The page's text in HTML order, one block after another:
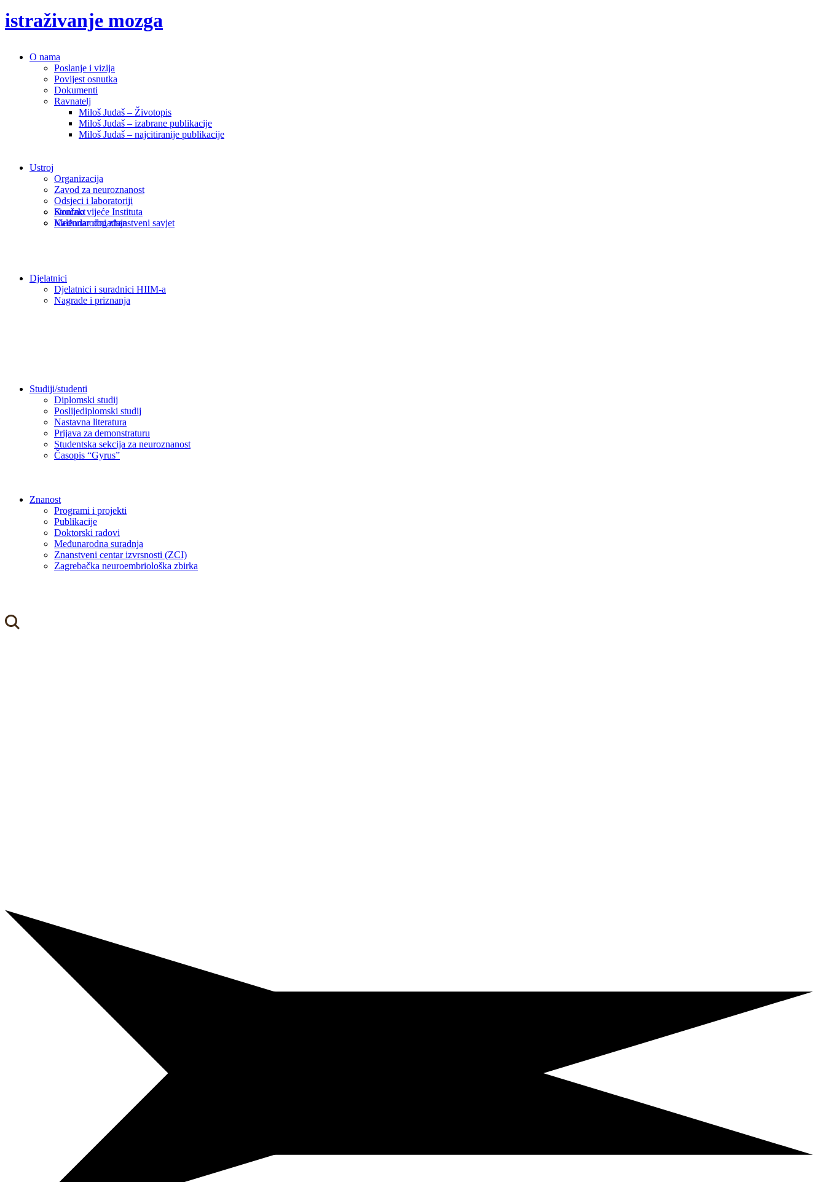
istraživanje mozga
O nama
Poslanje i vizija
Povijest osnutka
Dokumenti
Ravnatelj
Miloš Judaš – Životopis
Miloš Judaš – izabrane publikacije
Miloš Judaš – najcitiranije publikacije
Kontakt
Kalendar događaja
Ustroj
Organizacija
Zavod za neuroznanost
Odsjeci i laboratoriji
Stručno vijeće Instituta
Međunarodni znanstveni savjet
Djelatnici
Djelatnici i suradnici HIIM-a
Nagrade i priznanja
Studiji/studenti
Diplomski studij
Poslijediplomski studij
Nastavna literatura
Prijava za demonstraturu
Studentska sekcija za neuroznanost
Časopis “Gyrus”
Znanost
Programi i projekti
Publikacije
Doktorski radovi
Međunarodna suradnja
Znanstveni centar izvrsnosti (ZCI)
Zagrebačka neuroembriološka zbirka